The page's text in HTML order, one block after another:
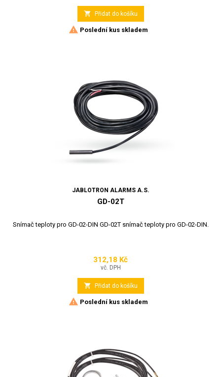
 Přidat do košíku
 Poslední kus skladem
JABLOTRON ALARMS A.S.
GD-02T
Snímač teploty pro GD-02-DIN GD-02T snímač teploty pro GD-02-DIN.
Cena
312,18 Kč
vč. DPH
 Přidat do košíku
 Poslední kus skladem